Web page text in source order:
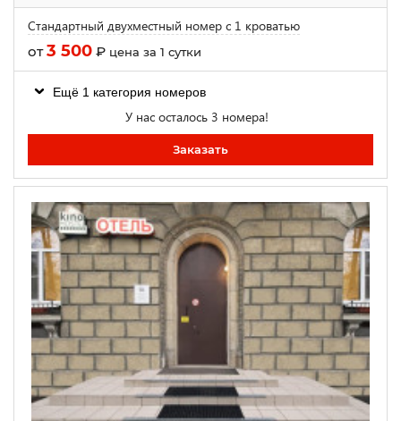
Стандартный двухместный номер с 1 кроватью
от3 500 ₽ цена за 1 сутки
Ещё 1 категория номеров
У нас осталось 3 номера!
Заказать